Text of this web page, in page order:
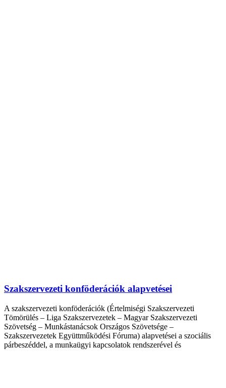
Szakszervezeti konföderációk alapvetései
A szakszervezeti konföderációk (Értelmiségi Szakszervezeti
Tömörülés – Liga Szakszervezetek – Magyar Szakszervezeti
Szövetség – Munkástanácsok Országos Szövetsége –
Szakszervezetek Együttműködési Fóruma) alapvetései a szociális
párbeszéddel, a munkaügyi kapcsolatok rendszerével és